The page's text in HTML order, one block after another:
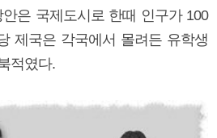
은 국제도시로 한때 인구가 100
제국은 각국에서 몰려든 유학생
적였다.